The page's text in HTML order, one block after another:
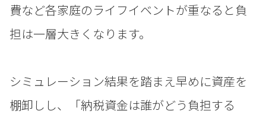
費など各家庭のライフイベントが重なると負
担は一層大きくなります。
シミュレーション結果を踏まえ早めに資産を
棚卸しし、「納税資金は誰がどう負担する